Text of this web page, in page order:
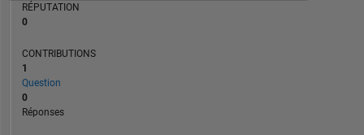
RÉPUTATION
0
CONTRIBUTIONS
1
Question
0
Réponses